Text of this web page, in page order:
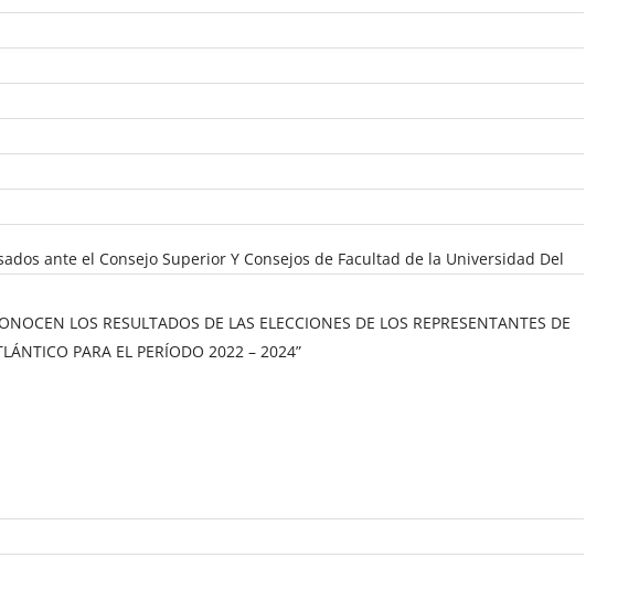
ante el Consejo Superior Y Consejos de Facultad de la Universidad Del
LOS RESULTADOS DE LAS ELECCIONES DE LOS REPRESENTANTES DE
PARA EL PERÍODO 2022 – 2024”